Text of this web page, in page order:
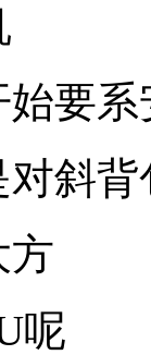
要
斜
方
呢